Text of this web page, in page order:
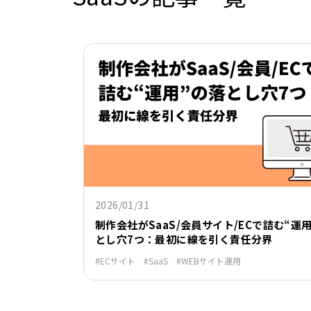
2026/01/31
制作会社がSaaS/会員サイト/ECで詰む“運
とし穴7つ：最初に線を引く責任分界
ECサイト SaaS WEBサイト運用